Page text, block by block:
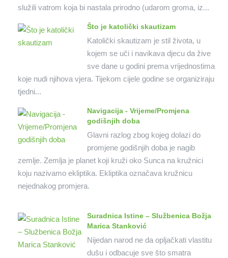
služili vatrom koja bi nastala prirodno (udarom groma, iz...
Što je katolički skautizam
Katolički skautizam je stil života, u
kojem se uči i navikava djecu da žive
sve dane u godini prema vrijednostima
koje nudi njihova vjera. Tijekom cijele godine se organiziraju
tjedni...
Navigacija - Vrijeme/Promjena
godišnjih doba
Glavni razlog zbog kojeg dolazi do
promjene godišnjih doba je nagib
zemlje. Zemlja je planet koji kruži oko Sunca na kružnici
koju nazivamo ekliptika. Ekliptika označava kružnicu
nejednakog promjera.
Suradnica Istine – Službenica Božja
Marica Stanković
Nijedan narod ne da opljačkati vlastitu
dušu i odbacuje sve što smatra